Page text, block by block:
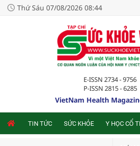
Thứ Sáu 07/08/2026 08:44
E-ISSN 2734 - 9756
P-ISSN 2815 - 6285
VietNam Health
TIN TỨC SỨC KHỎE Y HỌC CỔ